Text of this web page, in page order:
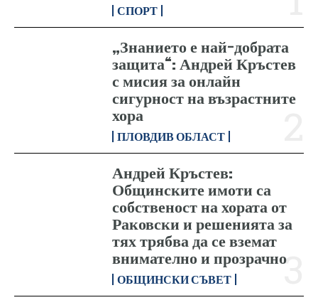
СПОРТ
„Знанието е най-добрата
защита“: Андрей Кръстев
с мисия за онлайн
сигурност на възрастните
хора
ПЛОВДИВ ОБЛАСТ
Андрей Кръстев:
Общинските имоти са
собственост на хората от
Раковски и решенията за
тях трябва да се вземат
внимателно и прозрачно
ОБЩИНСКИ СЪВЕТ